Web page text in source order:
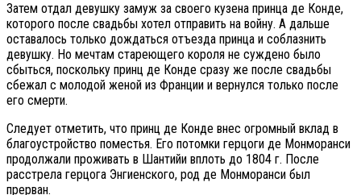
Затем отдал девушку замуж за своего кузена принца де Конде,
которого после свадьбы хотел отправить на войну. А дальше
оставалось только дождаться отъезда принца и соблазнить
девушку. Но мечтам стареющего короля не суждено было
сбыться, поскольку принц де Конде сразу же после свадьбы
сбежал с молодой женой из Франции и вернулся только после
его смерти.
Следует отметить, что принц де Конде внес огромный вклад в
благоустройство поместья. Его потомки герцоги де Монморанси
продолжали проживать в Шантийи вплоть до 1804 г. После
расстрела герцога Энгиенского, род де Монморанси был
прерван.